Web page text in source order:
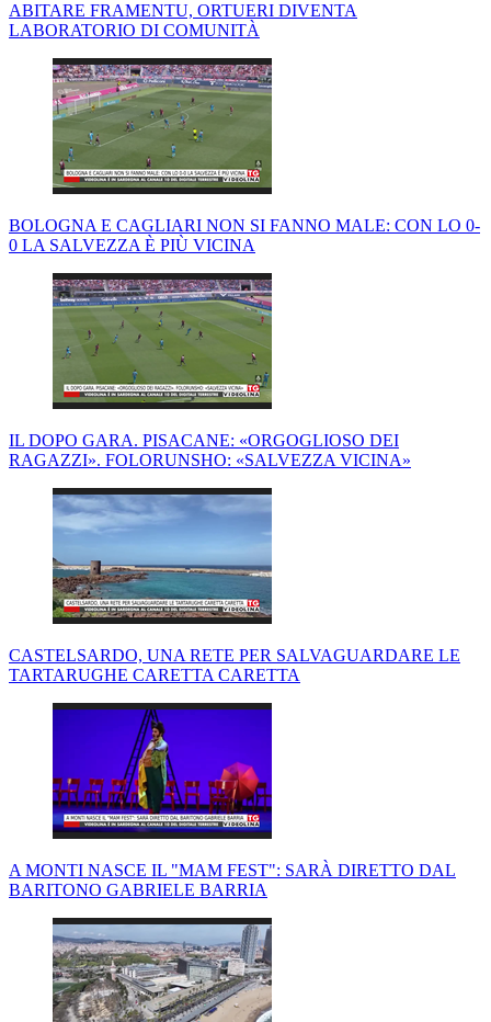
ABITARE FRAMENTU, ORTUERI DIVENTA
LABORATORIO DI COMUNITÀ
BOLOGNA E CAGLIARI NON SI FANNO MALE: CON LO 0-
0 LA SALVEZZA È PIÙ VICINA
IL DOPO GARA. PISACANE: «ORGOGLIOSO DEI
RAGAZZI». FOLORUNSHO: «SALVEZZA VICINA»
CASTELSARDO, UNA RETE PER SALVAGUARDARE LE
TARTARUGHE CARETTA CARETTA
A MONTI NASCE IL "MAM FEST": SARÀ DIRETTO DAL
BARITONO GABRIELE BARRIA